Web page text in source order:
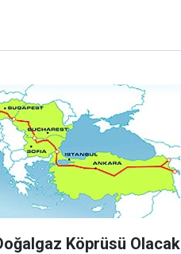
Köprüsü Olacak